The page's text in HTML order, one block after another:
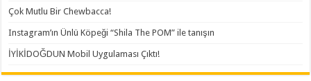
Çok Mutlu Bir Chewbacca!
Instagram’ın Ünlü Köpeği “Shila The POM” ile tanışın
İYİKİDOĞDUN Mobil Uygulaması Çıktı!